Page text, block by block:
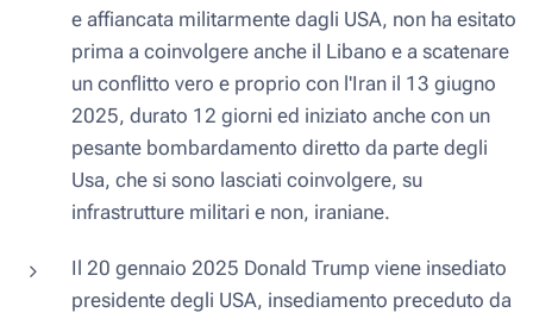
e affiancata militarmente dagli USA, non ha esitato
prima a coinvolgere anche il Libano e a scatenare
un conflitto vero e proprio con l'Iran il 13 giugno
2025, durato 12 giorni ed iniziato anche con un
pesante bombardamento diretto da parte degli
Usa, che si sono lasciati coinvolgere, su
infrastrutture militari e non, iraniane.
Il 20 gennaio 2025 Donald Trump viene insediato
presidente degli USA, insediamento preceduto da